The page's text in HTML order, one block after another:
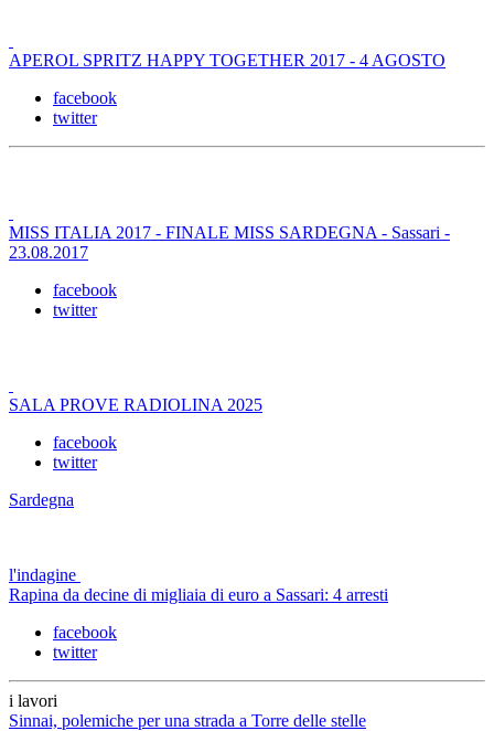
APEROL SPRITZ HAPPY TOGETHER 2017 - 4 AGOSTO
facebook
twitter
MISS ITALIA 2017 - FINALE MISS SARDEGNA - Sassari -
23.08.2017
facebook
twitter
SALA PROVE RADIOLINA 2025
facebook
twitter
Sardegna
l'indagine
Rapina da decine di migliaia di euro a Sassari: 4 arresti
facebook
twitter
i lavori
Sinnai, polemiche per una strada a Torre delle stelle